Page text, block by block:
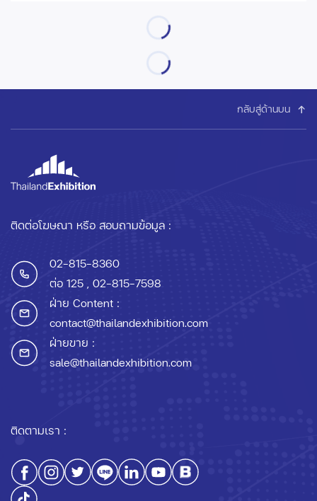
กลับสู่ด้านบน
ติดต่อโฆษณา หรือ สอบถามข้อมูล :
02-815-8360
ต่อ 125 , 02-815-7598
ฝ่าย Content :
contact@thailandexhibition.com
ฝ่ายขาย :
sale@thailandexhibition.com
ติดตามเรา :